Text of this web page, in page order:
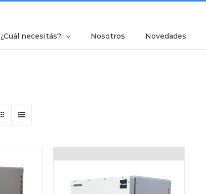
¿Cuál necesitás? Nosotros Novedades